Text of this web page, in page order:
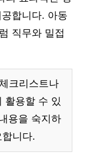
합니다. 아동
직무와 밀접
크리스트나
활용할 수 있
용을 숙지하
니다.